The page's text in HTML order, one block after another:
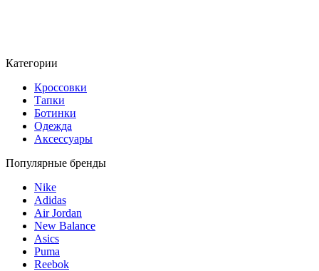
Категории
Кроссовки
Тапки
Ботинки
Одежда
Аксессуары
Популярные бренды
Nike
Adidas
Air Jordan
New Balance
Asics
Puma
Reebok